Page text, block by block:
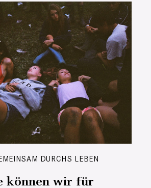
DURCHS LEBEN
können wir für